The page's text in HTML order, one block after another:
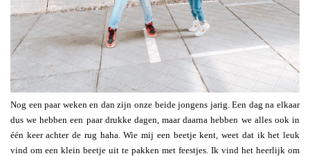
Nog een paar weken en dan zijn onze beide jongens jarig. Een dag na elkaar
dus we hebben een paar drukke dagen, maar daarna hebben we alles ook in
één keer achter de rug haha. Wie mij een beetje kent, weet dat ik het leuk
vind om een klein beetje uit te pakken met feestjes. Ik vind het heerlijk om